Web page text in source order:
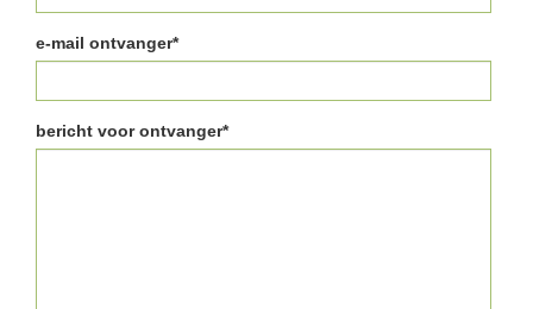
e-mail ontvanger*
bericht voor ontvanger*